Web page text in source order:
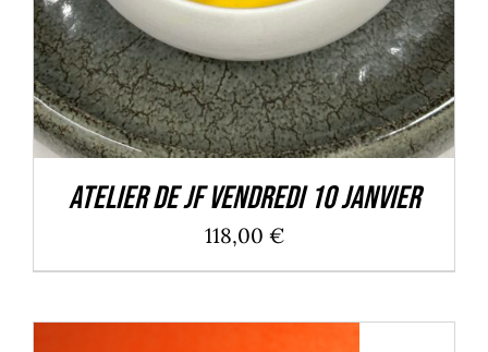
Atelier de JF Vendredi 10 Janvier
118,00 €